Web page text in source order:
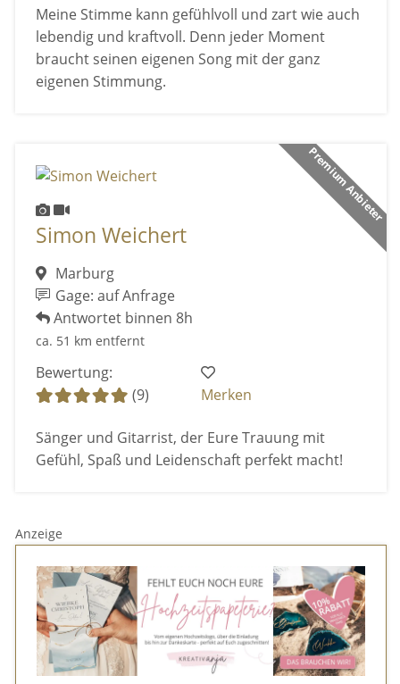
Meine Stimme kann gefühlvoll und zart wie auch
lebendig und kraftvoll. Denn jeder Moment
braucht seinen eigenen Song mit der ganz
eigenen Stimmung.
Premium Anbieter
Simon Weichert
Marburg
Gage: auf Anfrage
Antwortet binnen 8h
ca. 51 km entfernt
Bewertung:
(9)
Merken
Sänger und Gitarrist, der Eure Trauung mit
Gefühl, Spaß und Leidenschaft perfekt macht!
Anzeige